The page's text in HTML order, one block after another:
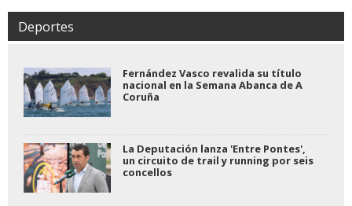
Deportes
Fernández Vasco revalida su título
nacional en la Semana Abanca de A
Coruña
La Deputación lanza 'Entre Pontes',
un circuito de trail y running por seis
concellos